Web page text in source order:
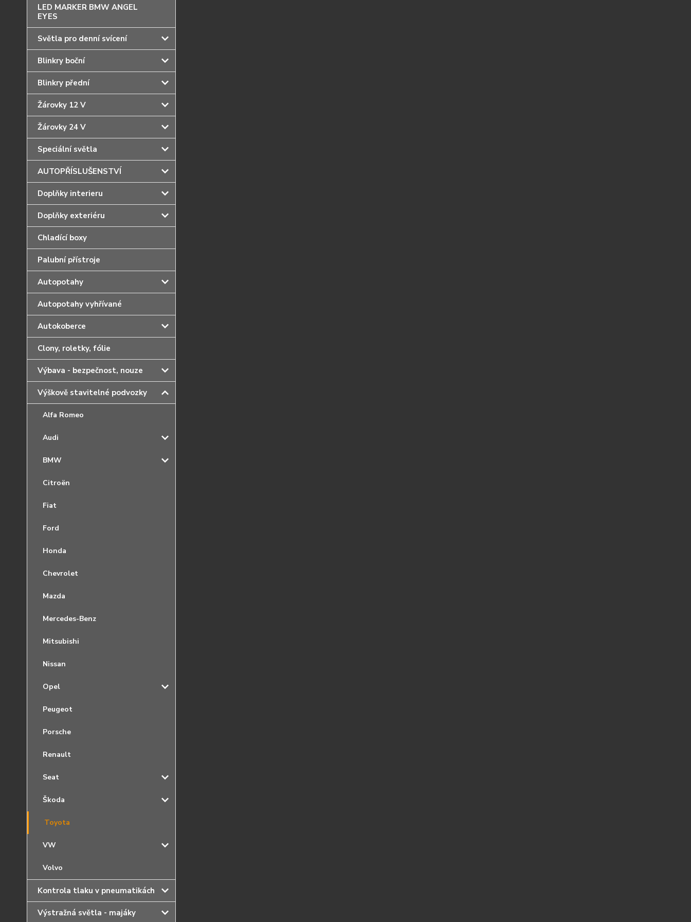
LED MARKER BMW ANGEL
EYES
Světla pro denní svícení
Blinkry boční
Blinkry přední
Žárovky 12 V
Žárovky 24 V
Speciální světla
AUTOPŘÍSLUŠENSTVÍ
Doplňky interieru
Doplňky exteriéru
Chladící boxy
Palubní přístroje
Autopotahy
Autopotahy vyhřívané
Autokoberce
Clony, roletky, fólie
Výbava - bezpečnost, nouze
Výškově stavitelné podvozky
Alfa Romeo
Audi
BMW
Citroën
Fiat
Ford
Honda
Chevrolet
Mazda
Mercedes-Benz
Mitsubishi
Nissan
Opel
Peugeot
Porsche
Renault
Seat
Škoda
Toyota
VW
Volvo
Kontrola tlaku v pneumatikách
Výstražná světla - majáky